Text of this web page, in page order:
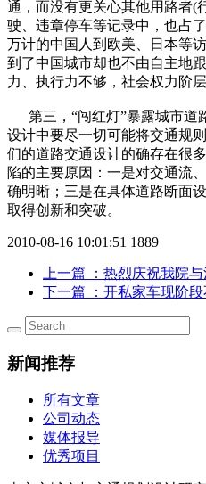
通，而没有更关心其他用路者(
驶、违章停车等记录中，也占
万计的中国人到欧美、日本等
到了中国城市却也不由自主地
力、执行力不够，社会权力阶
第三，“闯红灯”暴露城市道
设计中要尽一切可能将交通规
们的道路交通设计的确存在很
陷的主要原因：一是对交通流
确明晰；三是在具体道路断面
取得创新和突破。
2010-08-16 10:01:51 1889
上一篇
：热烈庆祝我院
下一篇
：开私家车现阶
新闻推荐
所有文章
公司动态
媒体报导
优秀项目